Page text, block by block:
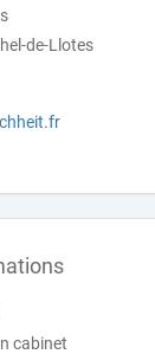
de-Llotes
cabinet